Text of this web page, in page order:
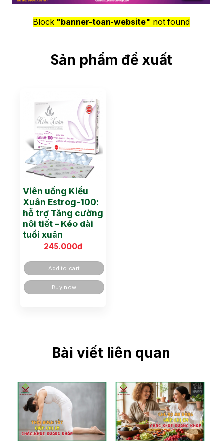
Block "banner-toan-website" not found
Sản phẩm đề xuất
Viên uống Kiều
Xuân Estrog-100:
hỗ trợ Tăng cường
nôi tiết – Kéo dài
tuổi xuân
245.000đ
Add to cart
Buy now
Bài viết liên quan